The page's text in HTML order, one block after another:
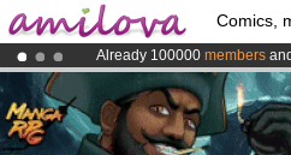
Comics,
Already 100000 members
Premium membership from
AmilovaKickstarter is now